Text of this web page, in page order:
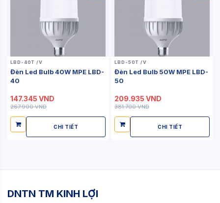
LBD-40T /V
Đèn Led Bulb 40W MPE LBD-
40
147.345 VND
267.900 VND
CHI TIẾT
LBD-50T /V
Đèn Led Bulb 50W MPE LBD-
50
209.935 VND
381.700 VND
CHI TIẾT
DNTN TM KINH LỢI